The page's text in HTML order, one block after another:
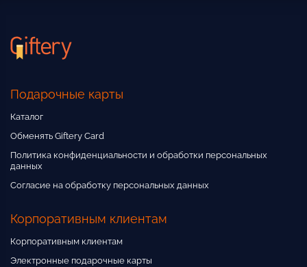
Подарочные карты
Каталог
Обменять Giftery Card
Политика конфиденциальности и обработки персональных
данных
Согласие на обработку персональных данных
Корпоративным клиентам
Корпоративным клиентам
Электронные подарочные карты